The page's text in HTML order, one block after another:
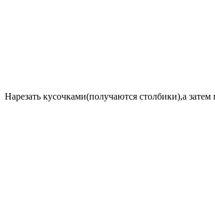
Нарезать кусочками(получаются столбики),а